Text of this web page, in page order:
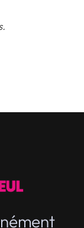
est